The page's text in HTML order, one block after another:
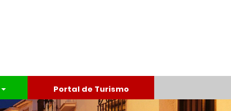
Portal de Turismo